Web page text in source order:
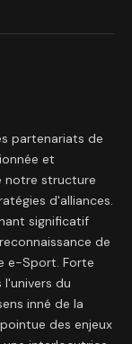
partenariats de
et
notre structure
d'alliances.
significatif
de
e-Sport. Forte
l'univers du
inné de la
des enjeux